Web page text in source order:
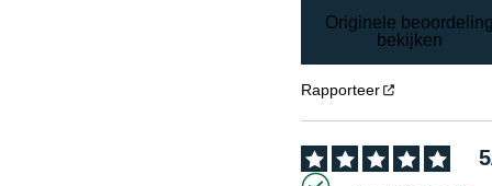
Originele
bekijken
Rapporteer
5